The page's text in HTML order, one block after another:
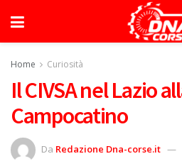
Home Curiosità
Il CIVSA nel Lazio
Campocatino
Da Redazione Dna-corse.it